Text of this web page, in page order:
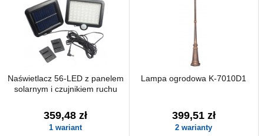
Naświetlacz 56-LED z panelem
solarnym i czujnikiem ruchu
359,48 zł
1 wariant
Lampa ogrodowa K-7010D1
399,51 zł
2 warianty